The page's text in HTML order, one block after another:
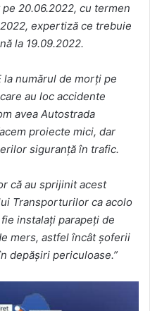
20.06.2022, cu termen
expertiză ce trebuie
la 19.09.2022.
la numărul de morți pe
au loc accidente
avea Autostrada
proiecte mici, dar
siguranță în trafic.
că au sprijinit acest
Transporturilor ca acolo
instalați parapeți de
mers, astfel încât șoferii
depășiri periculoase.”